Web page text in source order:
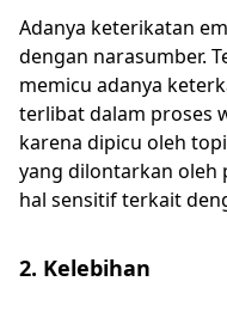
Adanya keterikatan
dengan narasumber.
memicu adanya
terlibat dalam proses
karena dipicu oleh
yang dilontarkan oleh
hal sensitif terkait
2. Kelebihan